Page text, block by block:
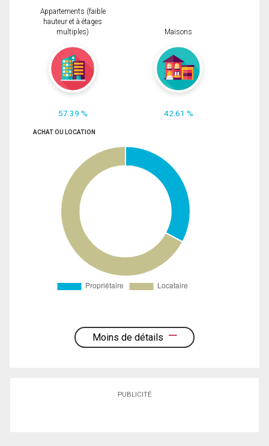
Appartements (faible
hauteur et à étages
multiples)
57.39 %
Maisons
42.61 %
ACHAT OU LOCATION
Moins de détails
PUBLICITÉ